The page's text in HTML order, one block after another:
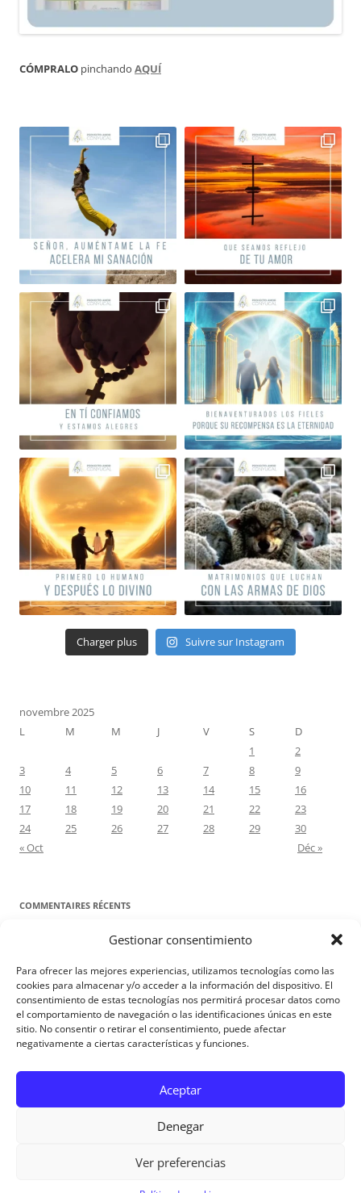
Gestionar consentimiento
Para ofrecer las mejores experiencias, utilizamos tecnologías como las
cookies para almacenar y/o acceder a la información del dispositivo. El
consentimiento de estas tecnologías nos permitirá procesar datos como
el comportamiento de navegación o las identificaciones únicas en este
sitio. No consentir o retirar el consentimiento, puede afectar
negativamente a ciertas características y funciones.
Aceptar
Denegar
Ver preferencias
CÓMPRALO pinchando AQUÍ
Charger plus Suivre sur Instagram
novembre 2025
L
M M J V S
D
1
2
3
4 5 6 7 8
9
10
11 12 13 14 15
16
17
18 19 20 21 22
23
24
25 26 27 28 29
30
« Oct
Déc »
COMMENTAIRES RÉCENTS
Proyecto Amor ConyugaldansContre toute attente. Commentaire
pour les époux : Luc 12, 8-12
Manuel MirallesdansContre toute attente. Commentaire pour les
époux : Luc 12, 8-12